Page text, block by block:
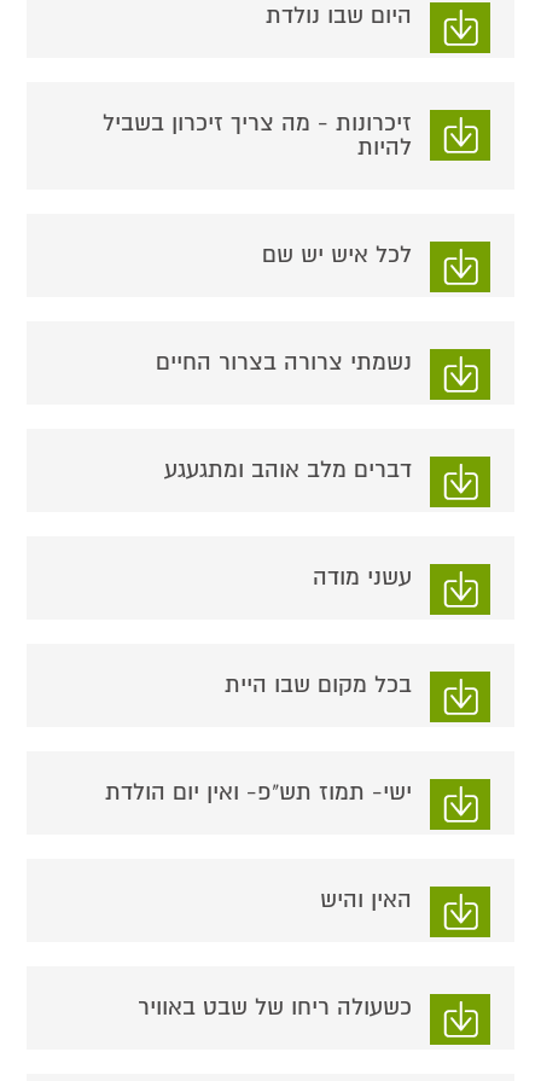
היום שבו נולדת
זיכרונות - מה צריך זיכרון בשביל
להיות
לכל איש יש שם
נשמתי צרורה בצרור החיים
דברים מלב אוהב ומתגעגע
עשני מודה
בכל מקום שבו היית
ישי- תמוז תש"פ- ואין יום הולדת
האין והיש
כשעולה ריחו של שבט באוויר